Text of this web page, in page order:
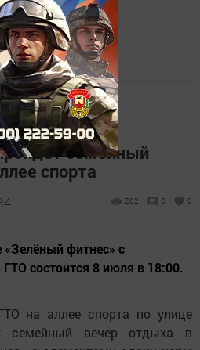
семейный
спорта
262 0 0
фитнес» с
состоится 8 июля в 18:00.
на аллее спорта по улице
семейный вечер отдыха в